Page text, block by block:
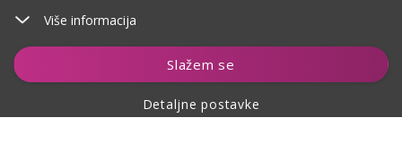
Više informacija
Slažem se
Detaljne postavke